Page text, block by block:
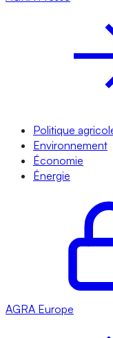
Politique
Environnement
Économie
Énergie
AGRA Europe